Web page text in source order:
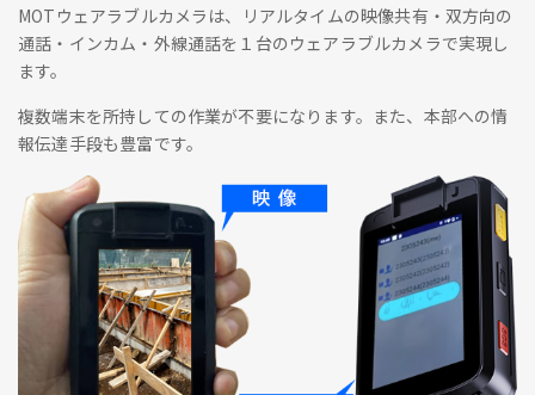
MOTウェアラブルカメラは、リアルタイムの映像共有・双方向の
通話・インカム・外線通話を１台のウェアラブルカメラで実現し
ます。
複数端末を所持しての作業が不要になります。また、本部への情
報伝達手段も豊富です。